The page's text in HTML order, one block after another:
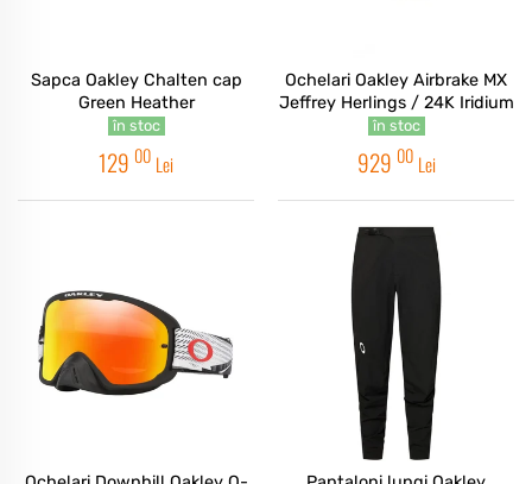
Sapca Oakley Chalten cap
Green Heather
în stoc
129 00 Lei
Ochelari Oakley Airbrake MX
Jeffrey Herlings / 24K Iridium
în stoc
929 00 Lei